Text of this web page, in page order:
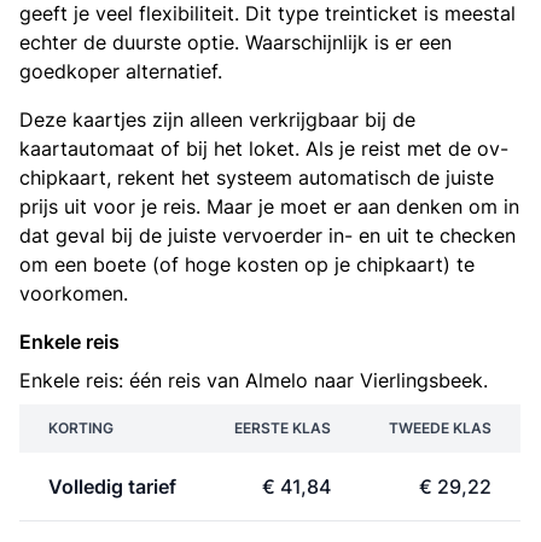
geeft je veel flexibiliteit. Dit type treinticket is meestal
echter de duurste optie. Waarschijnlijk is er een
goedkoper alternatief.
Deze kaartjes zijn alleen verkrijgbaar bij de
kaartautomaat of bij het loket. Als je reist met de ov-
chipkaart, rekent het systeem automatisch de juiste
prijs uit voor je reis. Maar je moet er aan denken om in
dat geval bij de juiste vervoerder in- en uit te checken
om een boete (of hoge kosten op je chipkaart) te
voorkomen.
Enkele reis
Enkele reis: één reis van Almelo naar Vierlingsbeek.
KORTING EERSTE KLAS TWEEDE KLAS
Volledig tarief € 41,84 € 29,22